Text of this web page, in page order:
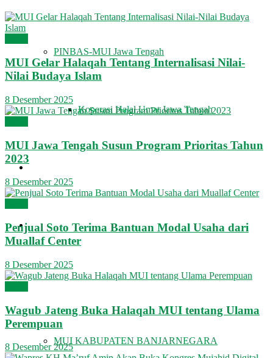
PINBAS-MUI Jawa Tengah
Koperasi Halal Umat Jawa Tengah
KHUTBAH
MUI KABUPATEN/KOTA
MUI KABUPATEN BANJARNEGARA
MUI Gelar Halaqah Tentang Internalisasi Nilai-
Nilai Budaya Islam
8 Desember 2025
MUI Jawa Tengah Susun Program Prioritas Tahun
2023
8 Desember 2025
Penjual Soto Terima Bantuan Modal Usaha dari
Muallaf Center
8 Desember 2025
Wagub Jateng Buka Halaqah MUI tentang Ulama
Perempuan
8 Desember 2025